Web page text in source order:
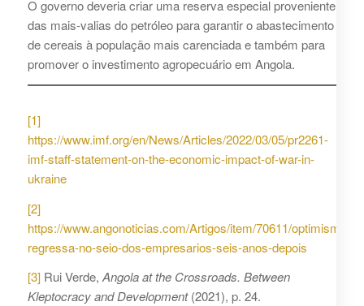
O governo deveria criar uma reserva especial proveniente
das mais-valias do petróleo para garantir o abastecimento
de cereais à população mais carenciada e também para
promover o investimento agropecuário em Angola.
[1]
https://www.imf.org/en/News/Articles/2022/03/05/pr2261-
imf-staff-statement-on-the-economic-impact-of-war-in-
ukraine
[2]
https://www.angonoticias.com/Artigos/item/70611/optimismo-
regressa-no-seio-dos-empresarios-seis-anos-depois
[3]Rui Verde,Angola at the Crossroads. Between
Kleptocracy and Development(2021), p. 24.